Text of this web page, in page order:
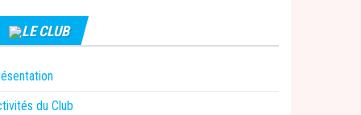
LE CLUB
du Club